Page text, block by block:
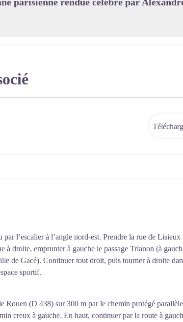
par l’escalier à l’angle nord-est. Prendre la rue de
à droite, emprunter à gauche le passage Trianon (à
de Gacé). Continuer tout droit, puis tourner à droite
sportif.
Rouen (D 438) sur 300 m par le chemin protégé
creux à gauche. En haut, continuer par la route à